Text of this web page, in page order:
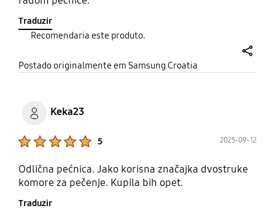
Traduzir
Recomendaria este produto.
Postado originalmente em Samsung Croatia
Keka23
5 2025-09-12
Odlična pećnica. Jako korisna značajka dvostruke
komore za pečenje. Kupila bih opet.
Traduzir